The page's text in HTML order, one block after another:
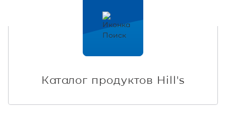
Каталог продуктов Hill's